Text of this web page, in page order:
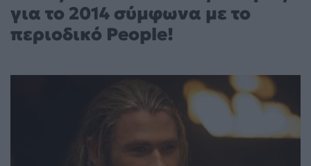
για το 2014 σύμφωνα με το
περιοδικό People!